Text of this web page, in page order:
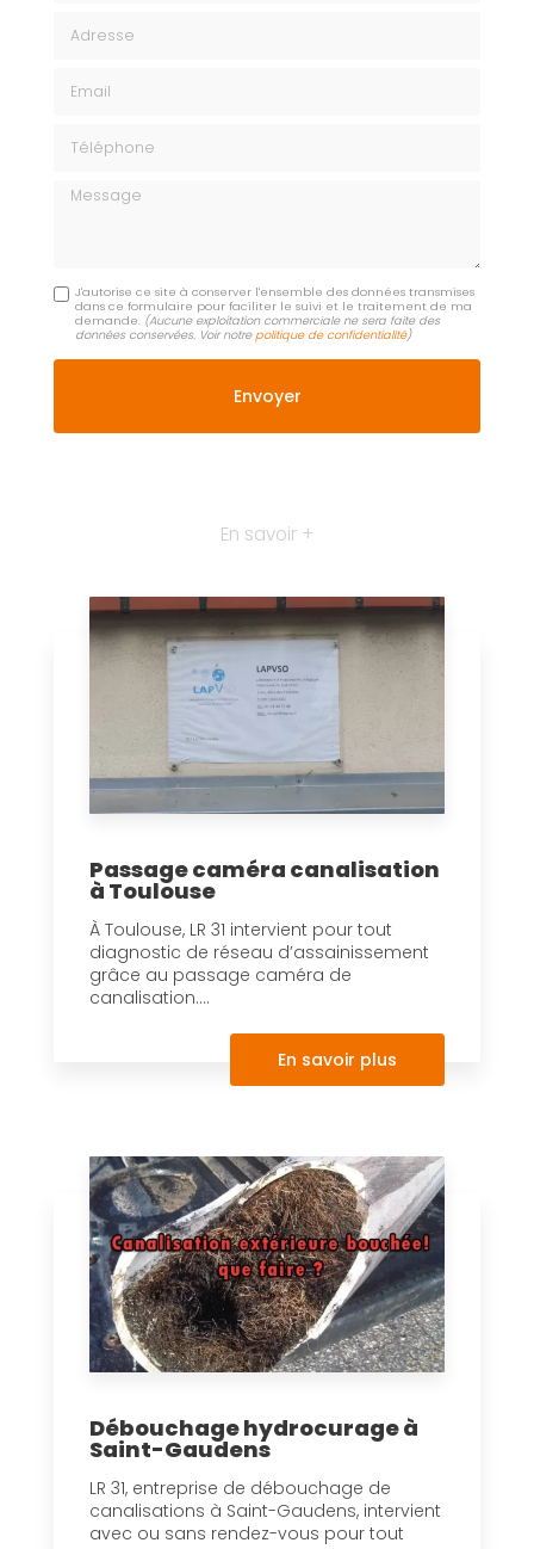
Message
J'autorise ce site à conserver l'ensemble des données transmises
dans ce formulaire pour faciliter le suivi et le traitement de ma
demande. (Aucune exploitation commerciale ne sera faite des
données conservées. Voir notrepolitique de confidentialité)
En savoir +
Passage caméra canalisation
à Toulouse
À Toulouse, LR 31 intervient pour tout
diagnostic de réseau d’assainissement
grâce au passage caméra de
canalisation....
En savoir plus
Débouchage hydrocurage à
Saint-Gaudens
LR 31, entreprise de débouchage de
canalisations à Saint-Gaudens, intervient
avec ou sans rendez-vous pour tout